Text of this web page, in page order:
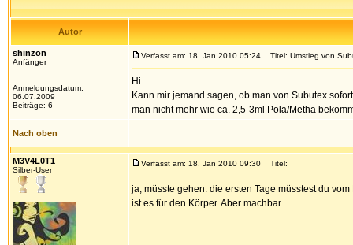
Autor
shinzon
Anfänger
Anmeldungsdatum:
06.07.2009
Beiträge: 6
Verfasst am: 18. Jan 2010 05:24 Titel: Umstieg von
Hi
Kann mir jemand sagen, ob man von Subutex
man nicht mehr wie ca. 2,5-3ml Pola/Metha
Nach oben
M3V4L0T1
Silber-User
Verfasst am: 18. Jan 2010 09:30 Titel:
ja, müsste gehen. die ersten Tage müsstest du
ist es für den Körper. Aber machbar.